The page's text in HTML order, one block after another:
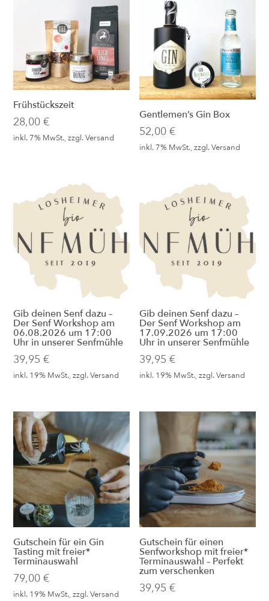
Frühstückszeit
28,00€
inkl. 7% MwSt., zzgl.Versand
Gentlemen’s Gin Box
52,00€
inkl. 7% MwSt., zzgl.Versand
Gib deinen Senf dazu –
Der Senf Workshop am
06.08.2026 um 17:00
Uhr in unserer Senfmühle
39,95€
inkl. 19% MwSt., zzgl.Versand
Gib deinen Senf dazu –
Der Senf Workshop am
17.09.2026 um 17:00
Uhr in unserer Senfmühle
39,95€
inkl. 19% MwSt., zzgl.Versand
Gutschein für ein Gin
Tasting mit freier*
Terminauswahl
79,00€
inkl. 19% MwSt., zzgl.Versand
Gutschein für einen
Senfworkshop mit freier*
Terminauswahl – Perfekt
zum verschenken
39,95€